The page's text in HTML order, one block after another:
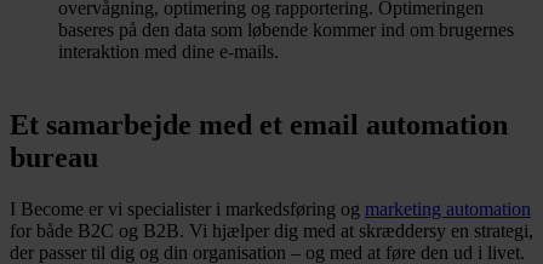
overvågning, optimering og rapportering. Optimeringen
baseres på den data som løbende kommer ind om brugernes
interaktion med dine e-mails.
Et samarbejde med et email automation
bureau
I Become er vi specialister i markedsføring og marketing automation
for både B2C og B2B. Vi hjælper dig med at skræddersy en strategi,
der passer til dig og din organisation – og med at føre den ud i livet.